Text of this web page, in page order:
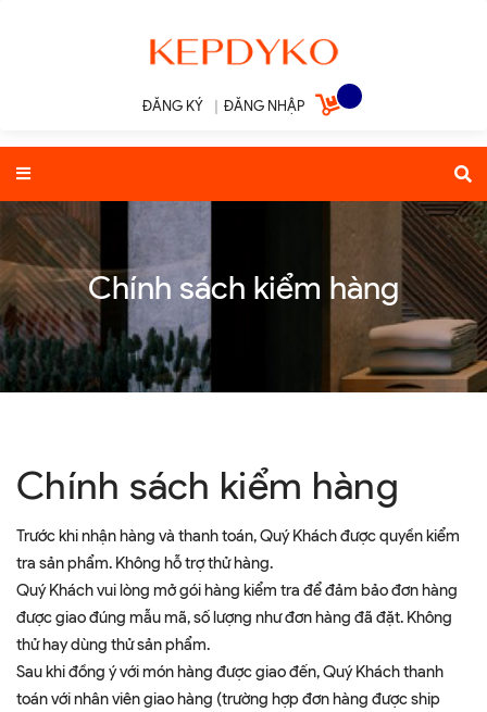
ĐĂNG KÝ ĐĂNG NHẬP
Chính sách kiểm hàng
Chính sách kiểm hàng
Trước khi nhận hàng và thanh toán, Quý Khách được quyền kiểm
tra sản phẩm. Không hỗ trợ thử hàng.
Quý Khách vui lòng mở gói hàng kiểm tra để đảm bảo đơn hàng
được giao đúng mẫu mã, số lượng như đơn hàng đã đặt. Không
thử hay dùng thử sản phẩm.
Sau khi đồng ý với món hàng được giao đến, Quý Khách thanh
toán với nhân viên giao hàng (trường hợp đơn hàng được ship